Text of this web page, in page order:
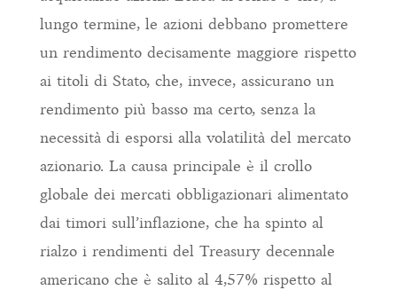
lungo termine, le azioni debbano promettere
un rendimento decisamente maggiore rispetto
ai titoli di Stato, che, invece, assicurano un
rendimento più basso ma certo, senza la
necessità di esporsi alla volatilità del mercato
azionario. La causa principale è il crollo
globale dei mercati obbligazionari alimentato
dai timori sull’inflazione, che ha spinto al
rialzo i rendimenti del Treasury decennale
americano che è salito al 4,57% rispetto al